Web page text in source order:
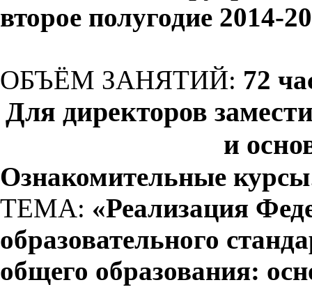
второе полугодие 2014-
ОБЪЁМ ЗАНЯТИЙ: 72
Для директоров
и
Ознакомительные курсы
ТЕМА: «Реализация
образовательного
общего образования: